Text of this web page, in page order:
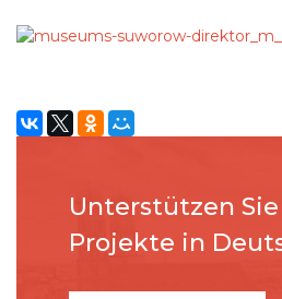
Unterstützen
Projekte in